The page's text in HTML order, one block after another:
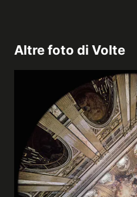
Altre foto di Volte